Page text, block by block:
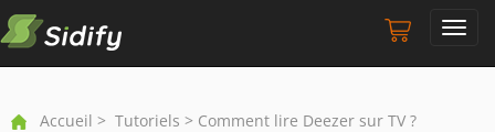
Accueil > Tutoriels > Comment lire Deezer sur TV ?